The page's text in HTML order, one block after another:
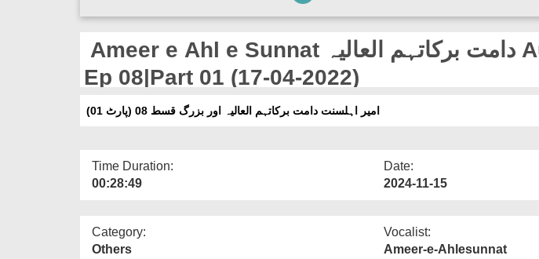
Ameer e Ahl e Sunnat دامت برکاتہم العالیہ Aur Buzurg
Ep 08|Part 01 (17-04-2022)
امیر اہلسنت دامت برکاتہم العالیہ اور بزرگ قسط 08 (پارٹ 01)
Time Duration:
00:28:49
Date:
2024-11-15
Category:
Others
Vocalist:
Ameer-e-Ahlesunnat